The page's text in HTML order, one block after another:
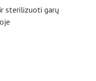
sterilizuoti garų